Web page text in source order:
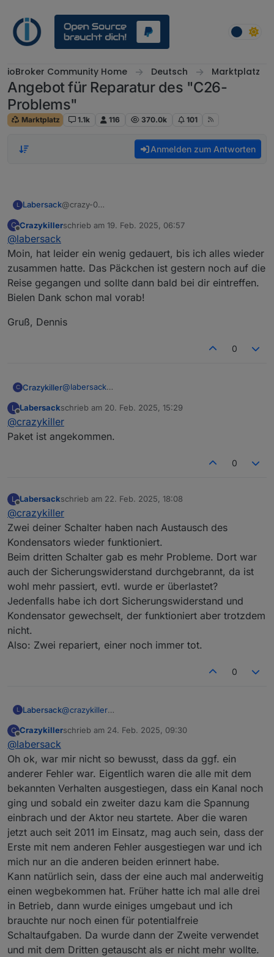
ioBroker Community Home Deutsch Marktplatz
Angebot für Reparatur des "C26-
Problems"
Marktplatz 1.1k 116 370.0k 101
Anmelden zum Antworten
L Labersack@crazy-0
einen Kondensatorentausch.
Der zweite Teil deiner Frage wird im Spoiler des
ersten Posts beantwortet.
C
Offline
Crazykillerschrieb am 19. Feb. 2025, 06:57
zuletzt editiert von
@labersack
Moin, hat leider ein wenig gedauert, bis ich alles wieder
zusammen hatte. Das Päckchen ist gestern noch auf die
Reise gegangen und sollte dann bald bei dir eintreffen.
Bielen Dank schon mal vorab!
Gruß, Dennis
0
C Crazykiller@labersack
wieder zusammen hatte. Das Päckchen ist gestern
noch auf die Reise gegangen und sollte dann bald
bei dir eintreffen.
Bielen Dank schon mal vorab!
Gruß, Dennis
L Labersackschrieb am 20. Feb. 2025, 15:29
zuletzt editiert von
@crazykiller
Paket ist angekommen.
0
L Labersackschrieb am 22. Feb. 2025, 18:08
zuletzt editiert von
@crazykiller
Zwei deiner Schalter haben nach Austausch des
Kondensators wieder funktioniert.
Beim dritten Schalter gab es mehr Probleme. Dort war
auch der Sicherungswiderstand durchgebrannt, da ist
wohl mehr passiert, evtl. wurde er überlastet?
Jedenfalls habe ich dort Sicherungswiderstand und
Kondensator gewechselt, der funktioniert aber trotzdem
nicht.
Also: Zwei repariert, einer noch immer tot.
0
L Labersack@crazykiller
Kondensators wieder funktioniert.
war auch der Sicherungswiderstand durchgebrannt,
da ist wohl mehr passiert, evtl. wurde er überlastet?
Jedenfalls habe ich dort Sicherungswiderstand und
Kondensator gewechselt, der funktioniert aber
trotzdem nicht.
Also: Zwei repariert, einer noch immer tot.
C
Offline
Crazykillerschrieb am 24. Feb. 2025, 09:30
zuletzt editiert von
@labersack
Oh ok, war mir nicht so bewusst, dass da ggf. ein
anderer Fehler war. Eigentlich waren die alle mit dem
bekannten Verhalten ausgestiegen, dass ein Kanal noch
ging und sobald ein zweiter dazu kam die Spannung
einbrach und der Aktor neu startete. Aber die waren
jetzt auch seit 2011 im Einsatz, mag auch sein, dass der
Erste mit nem anderen Fehler ausgestiegen war und ich
mich nur an die anderen beiden erinnert habe.
Kann natürlich sein, dass der eine auch mal anderweitig
einen wegbekommen hat. Früher hatte ich mal alle drei
in Betrieb, dann wurde einiges umgebaut und ich
brauchte nur noch einen für potentialfreie
Schaltaufgaben. Da wurde dann der Zweite verwendet
und mit dem Dritten getauscht als er nicht mehr wollte.